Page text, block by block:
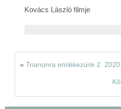
Kovács László filmje
« Trianonra emlékezünk 2.